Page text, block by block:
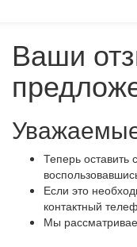
Ваши
Теперь оставить
Если это
контактный
Мы